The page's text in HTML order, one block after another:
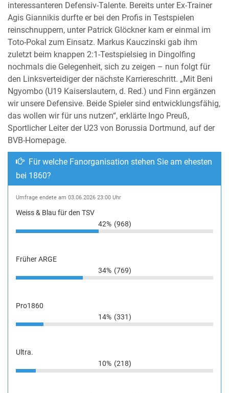
interessanteren Defensiv-Talente. Bereits unter Ex-Trainer
Agis Giannikis durfte er bei den Profis in Testspielen
reinschnuppern, unter Patrick Glöckner kam er einmal im
Toto-Pokal zum Einsatz. Markus Kauczinski gab ihm
zuletzt beim knappen 2:1-Testspielsieg in Dingolfing
nochmals die Gelegenheit, sich zu zeigen – nun folgt für
den Linksverteidiger der nächste Karriereschritt. „Mit Beni
Ngyombo (U19 Kaiserslautern, d. Red.) und Finn ergänzen
wir unsere Defensive. Beide Spieler sind entwicklungsfähig,
das wollen wir für uns nutzen“, erklärte Ingo Preuß,
Sportlicher Leiter der U23 von Borussia Dortmund, auf der
BVB-Homepage.
Für welche Fanorganisation stehen Sie am ehesten
bei 1860?
Umfrage endete am 03.06.2026 23:00 Uhr
Weiss & Blau für den TSV
42% (968)
Früher ARGE
34% (769)
Pro1860
14% (331)
Ultra.
10% (218)